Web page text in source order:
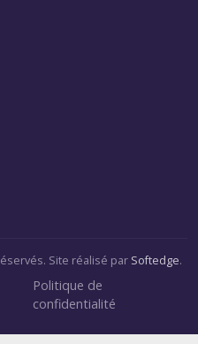
Site réalisé par Softedge.
Politique de
confidentialité